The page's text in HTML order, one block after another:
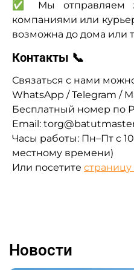
✅ Мы отправляем
компаниями или
возможна до дома или
Контакты 📞
Связаться с нами
WhatsApp / Telegram /
Бесплатный номер по
Email:
Часы работы: Пн–Пт с
местному времени)
Или посетите страницу
Новости